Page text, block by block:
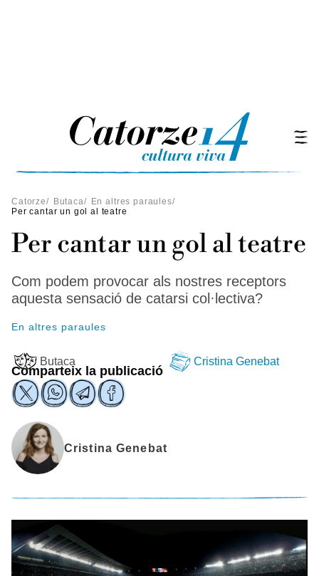
Catorze/ Butaca/ En altres paraules/
Per cantar un gol al teatre
Per cantar un gol al teatre
Com podem provocar als nostres receptors
aquesta sensació de catarsi col·lectiva?
En altres paraules
Butaca Cristina Genebat
Comparteix la publicació
Cristina Genebat